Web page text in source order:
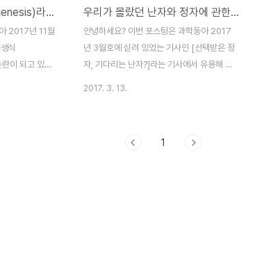
처녀생식(parthenogenesis)라는 것이 있습니다.
2017년 11월
식
이 되고 있는
우리가 몰랐던 난자와 정자에 관한 사실
안녕하세요? 이번 포스팅은 과학동아 2017
년 3월호에 싣려 있었는 기사인 [선택받은 정
자, 기다리는 난자?]라는 기사에서 유용해 보
이 성숙되기 시작하는데, 문제는 성숙에 필요
2017. 3. 13.
1